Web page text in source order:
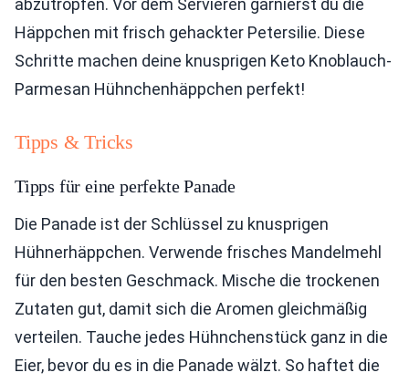
abzutropfen. Vor dem Servieren garnierst du die
Häppchen mit frisch gehackter Petersilie. Diese
Schritte machen deine knusprigen Keto Knoblauch-
Parmesan Hühnchenhäppchen perfekt!
Tipps & Tricks
Tipps für eine perfekte Panade
Die Panade ist der Schlüssel zu knusprigen
Hühnerhäppchen. Verwende frisches Mandelmehl
für den besten Geschmack. Mische die trockenen
Zutaten gut, damit sich die Aromen gleichmäßig
verteilen. Tauche jedes Hühnchenstück ganz in die
Eier, bevor du es in die Panade wälzt. So haftet die